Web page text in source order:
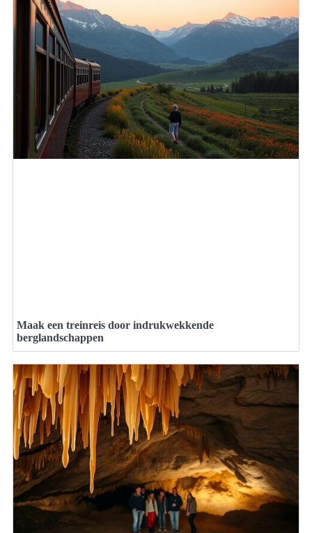
Maak een treinreis door indrukwekkende
berglandschappen